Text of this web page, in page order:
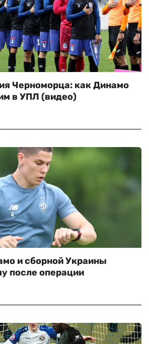
Черноморца: как Динамо
в УПЛ (видео)
и сборной Украины
после операции